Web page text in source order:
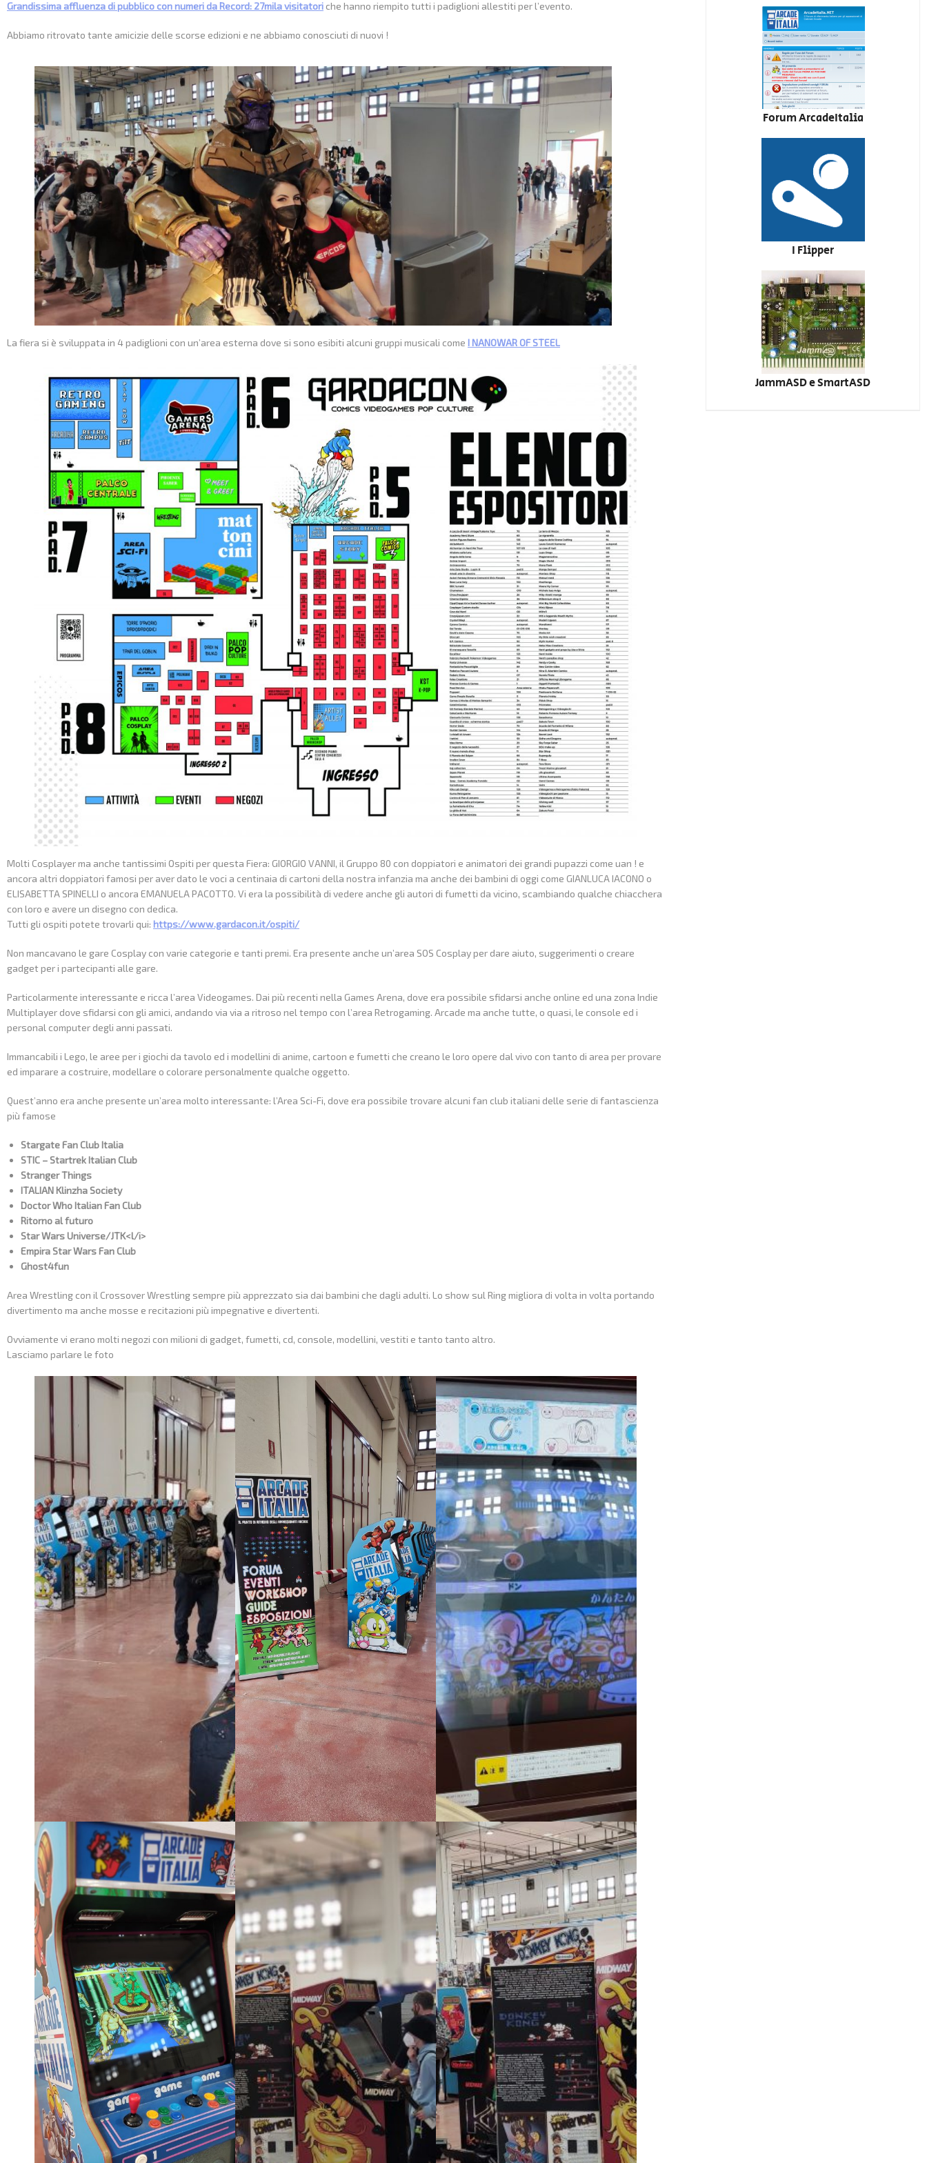
Grandissima affluenza di pubblico con numeri da Record: 27mila visitatori che hanno riempito tutti i padiglioni allestiti per l’evento.
Abbiamo ritrovato tante amicizie delle scorse edizioni e ne abbiamo conosciuti di nuovi !
La fiera si è sviluppata in 4 padiglioni con un’area esterna dove si sono esibiti alcuni gruppi musicali come I NANOWAR OF STEEL
Molti Cosplayer ma anche tantissimi Ospiti per questa Fiera: GIORGIO VANNI, il Gruppo 80 con doppiatori e animatori dei grandi pupazzi come uan ! e
ancora altri doppiatori famosi per aver dato le voci a centinaia di cartoni della nostra infanzia ma anche dei bambini di oggi come GIANLUCA IACONO o
ELISABETTA SPINELLI o ancora EMANUELA PACOTTO. Vi era la possibilità di vedere anche gli autori di fumetti da vicino, scambiando qualche chiacchera
con loro e avere un disegno con dedica.
Tutti gli ospiti potete trovarli qui: https://www.gardacon.it/ospiti/
Non mancavano le gare Cosplay con varie categorie e tanti premi. Era presente anche un’area SOS Cosplay per dare aiuto, suggerimenti o creare
gadget per i partecipanti alle gare.
Particolarmente interessante e ricca l’area Videogames. Dai più recenti nella Games Arena, dove era possibile sfidarsi anche online ed una zona Indie
Multiplayer dove sfidarsi con gli amici, andando via via a ritroso nel tempo con l’area Retrogaming. Arcade ma anche tutte, o quasi, le console ed i
personal computer degli anni passati.
Immancabili i Lego, le aree per i giochi da tavolo ed i modellini di anime, cartoon e fumetti che creano le loro opere dal vivo con tanto di area per provare
ed imparare a costruire, modellare o colorare personalmente qualche oggetto.
Quest’anno era anche presente un’area molto interessante: l’Area Sci-Fi, dove era possibile trovare alcuni fan club italiani delle serie di fantascienza
più famose
Stargate Fan Club Italia
STIC – Startrek Italian Club
Stranger Things
ITALIAN Klinzha Society
Doctor Who Italian Fan Club
Ritorno al futuro
Star Wars Universe/JTK<l/i>
Empira Star Wars Fan Club
Ghost4fun
Area Wrestling con il Crossover Wrestling sempre più apprezzato sia dai bambini che dagli adulti. Lo show sul Ring migliora di volta in volta portando
divertimento ma anche mosse e recitazioni più impegnative e divertenti.
Ovviamente vi erano molti negozi con milioni di gadget, fumetti, cd, console, modellini, vestiti e tanto tanto altro.
Lasciamo parlare le foto
Forum ArcadeItalia
I Flipper
JammASD e SmartASD